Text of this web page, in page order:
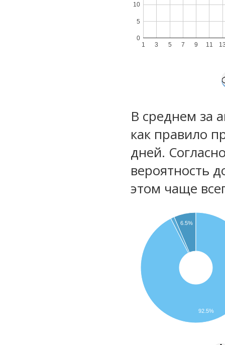
1 3 5 7 9 11
0
5
10
В среднем за
как правило
дней.
вероятность
этом чаще
6.5%
92.5%